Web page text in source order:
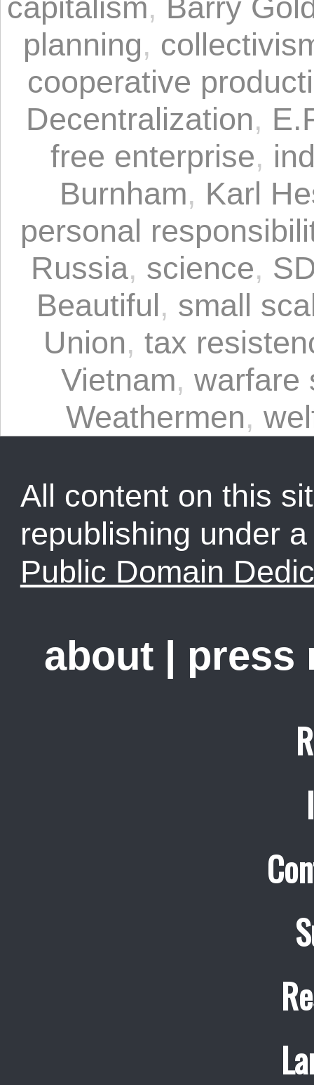
capitalism, Barry
planning,
cooperative
Decentralization,
free enterprise,
Burnham, Karl
personal
Russia, science,
Beautiful, small
Union, tax
Vietnam, warfare
Weathermen,
All content on this
republishing under
Public Domain
about | press